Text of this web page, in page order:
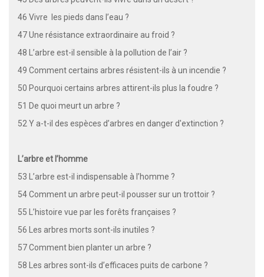
46 Vivre les pieds dans l’eau ?
47 Une résistance extraordinaire au froid ?
48 L’arbre est-il sensible à la pollution de l’air ?
49 Comment certains arbres résistent-ils à un incendie ?
50 Pourquoi certains arbres attirent-ils plus la foudre ?
51 De quoi meurt un arbre ?
52 Y a-t-il des espèces d’arbres en danger d'extinction ?
L’arbre et l’homme
53 L’arbre est-il indispensable à l’homme ?
54 Comment un arbre peut-il pousser sur un trottoir ?
55 L’histoire vue par les forêts françaises ?
56 Les arbres morts sont-ils inutiles ?
57 Comment bien planter un arbre ?
58 Les arbres sont-ils d’efficaces puits de carbone ?